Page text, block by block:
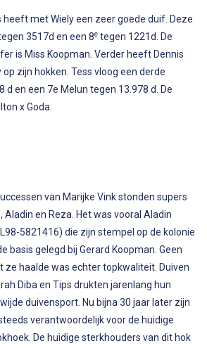
heeft met Wiely een zeer goede duif. Deze
3517d en een 8etegen 1221d. De
is Miss Koopman. Verder heeft Dennis
zijn hokken. Tess vloog een derde
d en een 7e Melun tegen 13.978 d. De
x Goda.
van Marijke Vink stonden supers
Aladin en Reza. Het was vooral Aladin
5821416) die zijn stempel op de kolonie
basis gelegd bij Gerard Koopman. Geen
ze haalde was echter topkwaliteit. Duiven
Diba en Tips drukten jarenlang hun
duivensport. Nu bijna 30 jaar later zijn
verantwoordelijk voor de huidige
De huidige sterkhouders van dit hok